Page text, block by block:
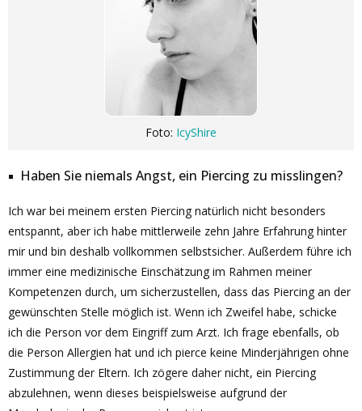
Foto: IcyShire
Haben Sie niemals Angst, ein Piercing zu misslingen?
Ich war bei meinem ersten Piercing natürlich nicht besonders
entspannt, aber ich habe mittlerweile zehn Jahre Erfahrung hinter
mir und bin deshalb vollkommen selbstsicher. Außerdem führe ich
immer eine medizinische Einschätzung im Rahmen meiner
Kompetenzen durch, um sicherzustellen, dass das Piercing an der
gewünschten Stelle möglich ist. Wenn ich Zweifel habe, schicke
ich die Person vor dem Eingriff zum Arzt. Ich frage ebenfalls, ob
die Person Allergien hat und ich pierce keine Minderjährigen ohne
Zustimmung der Eltern. Ich zögere daher nicht, ein Piercing
abzulehnen, wenn dieses beispielsweise aufgrund der